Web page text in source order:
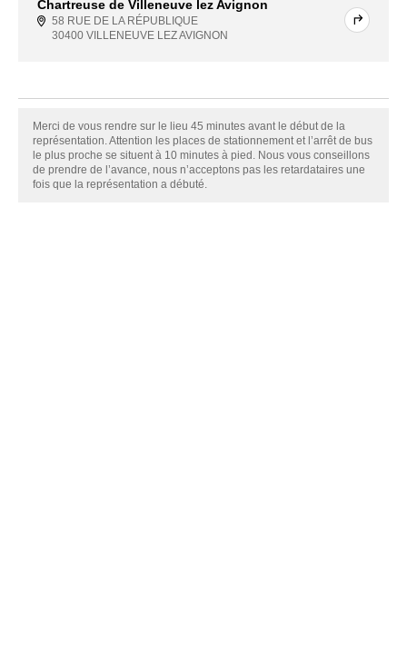
Chartreuse de Villeneuve lez Avignon
58 RUE DE LA RÉPUBLIQUE
30400 VILLENEUVE LEZ AVIGNON
Merci de vous rendre sur le lieu 45 minutes avant le début de la
représentation. Attention les places de stationnement et l’arrêt de bus
le plus proche se situent à 10 minutes à pied. Nous vous conseillons
de prendre de l’avance, nous n’acceptons pas les retardataires une
fois que la représentation a débuté.